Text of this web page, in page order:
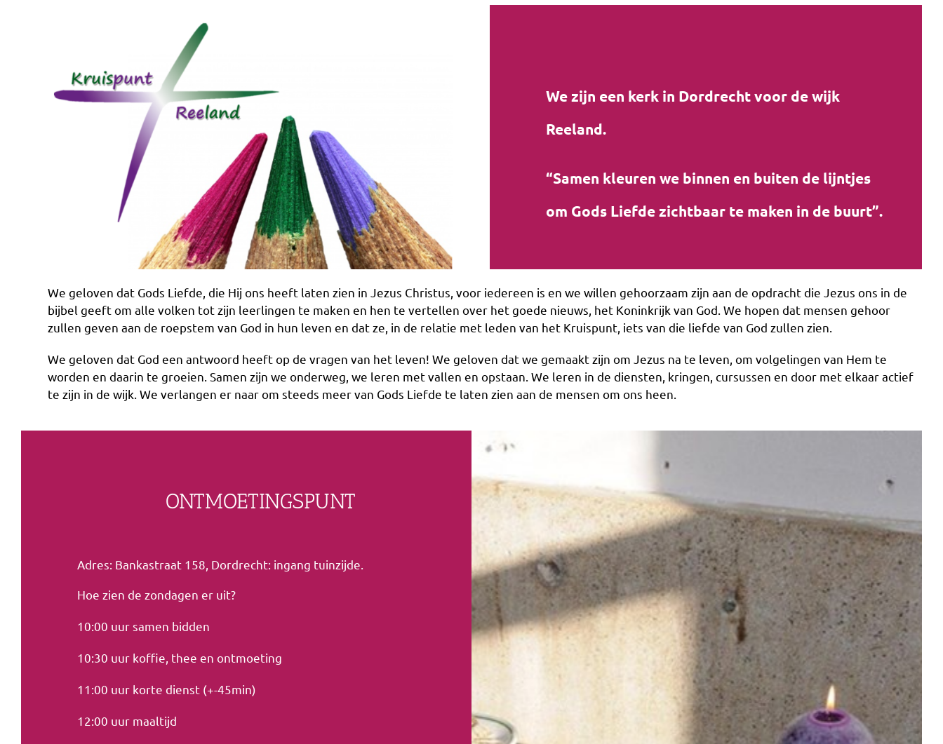
We zijn een kerk in Dordrecht voor de wijk
Reeland.
“Samen kleuren we binnen en buiten de lijntjes
om Gods Liefde zichtbaar te maken in de buurt”.
We geloven dat Gods Liefde, die Hij ons heeft laten zien in Jezus Christus, voor iedereen is en we willen gehoorzaam zijn aan de opdracht die Jezus ons in de
bijbel geeft om alle volken tot zijn leerlingen te maken en hen te vertellen over het goede nieuws, het Koninkrijk van God. We hopen dat mensen gehoor
zullen geven aan de roepstem van God in hun leven en dat ze, in de relatie met leden van het Kruispunt, iets van die liefde van God zullen zien.
We geloven dat God een antwoord heeft op de vragen van het leven! We geloven dat we gemaakt zijn om Jezus na te leven, om volgelingen van Hem te
worden en daarin te groeien. Samen zijn we onderweg, we leren met vallen en opstaan. We leren in de diensten, kringen, cursussen en door met elkaar actief
te zijn in de wijk. We verlangen er naar om steeds meer van Gods Liefde te laten zien aan de mensen om ons heen.
ONTMOETINGSPUNT
Adres: Bankastraat 158, Dordrecht: ingang tuinzijde.
Hoe zien de zondagen er uit?
10:00 uur samen bidden
10:30 uur koffie, thee en ontmoeting
11:00 uur korte dienst (+-45min)
12:00 uur maaltijd